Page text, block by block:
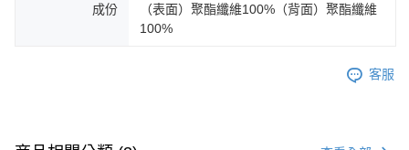
成份
（表面）聚酯纖維100%（背面）聚酯纖維
100%
客服